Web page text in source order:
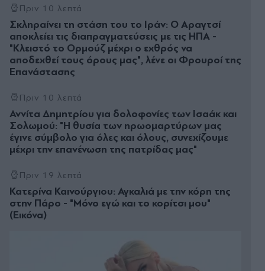
Πριν 10 λεπτά
Σκληραίνει τη στάση του το Ιράν: Ο Αραγτσί
αποκλείει τις διαπραγματεύσεις με τις ΗΠΑ -
"Κλειστό το Ορμούζ μέχρι ο εχθρός να
αποδεχθεί τους όρους μας", λένε οι Φρουροί της
Επανάστασης
Πριν 10 λεπτά
Αννίτα Δημητρίου για δολοφονίες των Ισαάκ και
Σολωμού: "Η θυσία των ηρωομαρτύρων μας
έγινε σύμβολο για όλες και όλους, συνεχίζουμε
μέχρι την επανένωση της πατρίδας μας"
Πριν 19 λεπτά
Κατερίνα Καινούργιου: Αγκαλιά με την κόρη της
στην Πάρο - "Μόνο εγώ και το κορίτσι μου"
(Εικόνα)